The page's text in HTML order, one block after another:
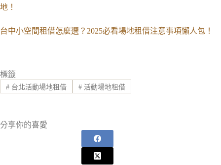
地！
台中小空間租借怎麼選？2025必看場地租借注意事項懶人包！
標籤
#台北活動場地租借 #活動場地租借
分享你的喜愛